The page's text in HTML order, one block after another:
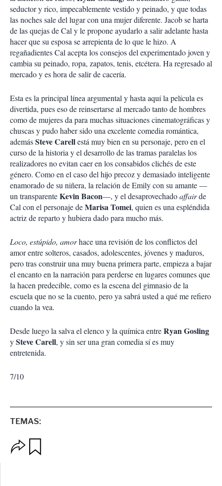
seductor y rico, impecablemente vestido y peinado, y que todas
las noches sale del lugar con una mujer diferente. Jacob se harta
de las quejas de Cal y le propone ayudarlo a salir adelante hasta
hacer que su esposa se arrepienta de lo que le hizo. A
regañadientes Cal acepta los consejos del experimentado joven y
cambia su peinado, ropa, zapatos, tenis, etcétera. Ha regresado al
mercado y es hora de salir de cacería.
Esta es la principal línea argumental y hasta aquí la película es
divertida, pues eso de reinsertarse al mercado tanto de hombres
como de mujeres da para muchas situaciones cinematográficas y
chuscas y pudo haber sido una excelente comedia romántica,
ademásSteve Carellestá muy bien en su personaje, pero en el
curso de la historia y el desarrollo de las tramas paralelas los
realizadores no evitan caer en los consabidos clichés de este
género. Como en el caso del hijo precoz y demasiado inteligente
enamorado de su niñera, la relación de Emily con su amante —
un transparenteKevin Bacon—, y el desaprovechadoaffairde
Cal con el personaje deMarisa Tomei, quien es una espléndida
actriz de reparto y hubiera dado para mucho más.
Loco, estúpido, amorhace una revisión de los conflictos del
amor entre solteros, casados, adolescentes, jóvenes y maduros,
pero tras construir una muy buena primera parte, empieza a bajar
el encanto en la narración para perderse en lugares comunes que
la hacen predecible, como es la escena del gimnasio de la
escuela que no se la cuento, pero ya sabrá usted a qué me refiero
cuando la vea.
Desde luego la salva el elenco y la química entreRyan Gosling
ySteve Carell, y sin ser una gran comedia sí es muy
entretenida.
7/10
TEMAS:
p